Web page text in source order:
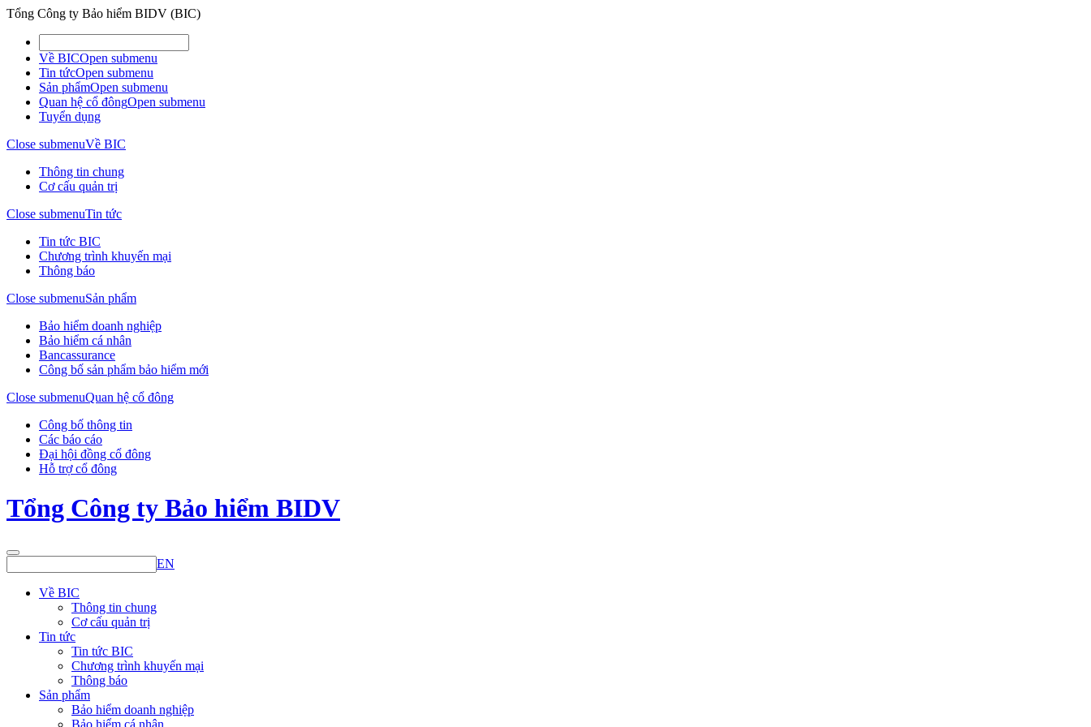
Tổng Công ty Bảo hiểm BIDV (BIC)
Về BICOpen submenu
Tin tứcOpen submenu
Sản phẩmOpen submenu
Quan hệ cổ đôngOpen submenu
Tuyển dụng
Close submenuVề BIC
Thông tin chung
Cơ cấu quản trị
Close submenuTin tức
Tin tức BIC
Chương trình khuyến mại
Thông báo
Close submenuSản phẩm
Bảo hiểm doanh nghiệp
Bảo hiểm cá nhân
Bancassurance
Công bố sản phẩm bảo hiểm mới
Close submenuQuan hệ cổ đông
Công bố thông tin
Các báo cáo
Đại hội đồng cổ đông
Hỗ trợ cổ đông
Tổng Công ty Bảo hiểm BIDV
EN
Về BIC
Thông tin chung
Cơ cấu quản trị
Tin tức
Tin tức BIC
Chương trình khuyến mại
Thông báo
Sản phẩm
Bảo hiểm doanh nghiệp
Bảo hiểm cá nhân